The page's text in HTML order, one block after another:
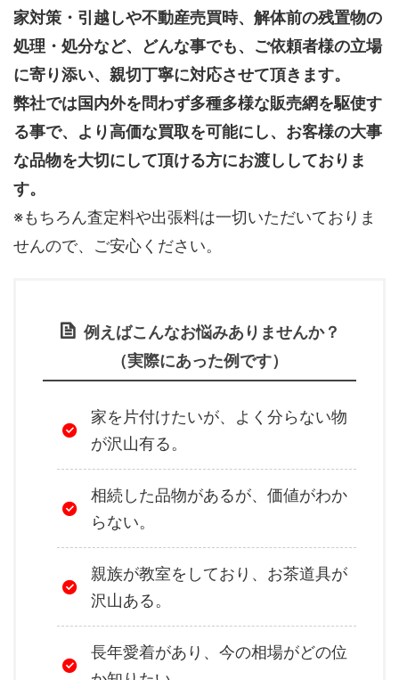
家対策・引越しや不動産売買時、解体前の残置物の
処理・処分など、どんな事でも、 ご依頼者様の立場
に寄り添い、親切丁寧に対応させて頂きます。
弊社では国内外を問わず多種多様な販売網を駆使す
る事で、より高価な買取を可能にし、お客様の大事
な品物を大切にして頂ける方にお渡ししておりま
す。
※もちろん査定料や出張料は一切いただいておりま
せんので、ご安心ください。
例えばこんなお悩みありませんか？
（実際にあった例です）
家を片付けたいが、よく分らない物
が沢山有る。
相続した品物があるが、価値がわか
らない。
親族が教室をしており、お茶道具が
沢山ある。
長年愛着があり、今の相場がどの位